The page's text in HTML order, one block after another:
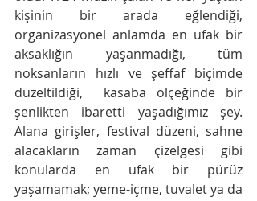
kişinin bir arada eğlendiği,
organizasyonel anlamda en ufak bir
aksaklığın yaşanmadığı, tüm
noksanların hızlı ve şeffaf biçimde
düzeltildiği,  kasaba ölçeğinde bir
şenlikten ibaretti yaşadığımız şey.
Alana girişler, festival düzeni, sahne
alacakların zaman çizelgesi gibi
konularda en ufak bir pürüz
yaşamamak; yeme-içme, tuvalet ya da